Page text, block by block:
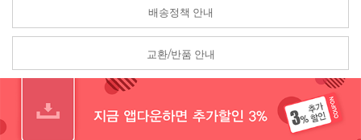
배송정책 안내
교환/반품 안내